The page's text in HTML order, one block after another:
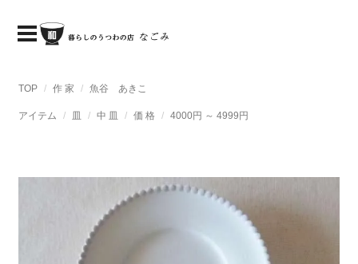
TOP 作 家 魚谷 あきこ
アイテム 皿 中 皿 価 格 4000円 ～ 4999円